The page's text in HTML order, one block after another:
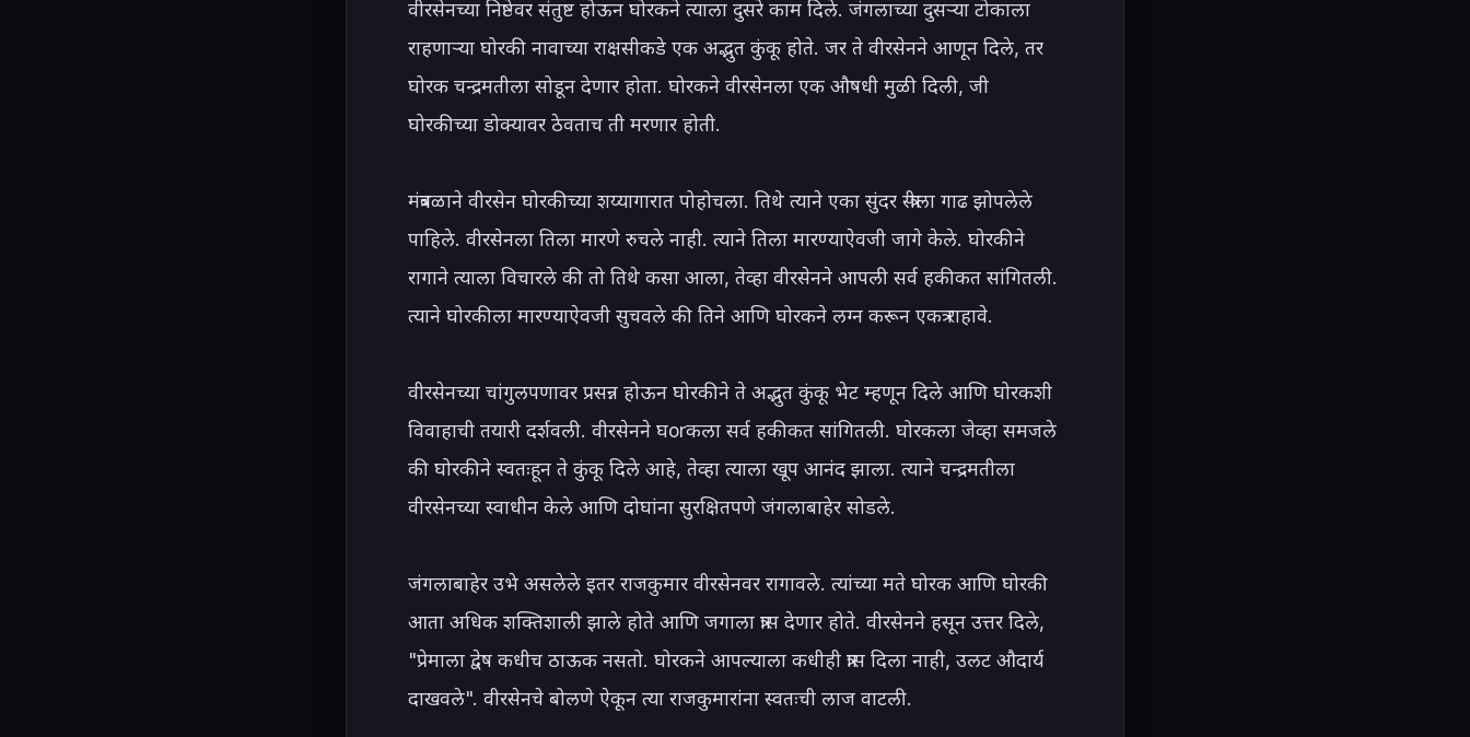
वीरसेनच्या निष्ठेवर संतुष्ट होऊन घोरकने त्याला दुसरे काम दिले. जंगलाच्या दुसऱ्या टोकाला
राहणाऱ्या घोरकी नावाच्या राक्षसीकडे एक अद्भुत कुंकू होते. जर ते वीरसेनने आणून दिले, तर
घोरक चन्द्रमतीला सोडून देणार होता. घोरकने वीरसेनला एक औषधी मुळी दिली, जी
घोरकीच्या डोक्यावर ठेवताच ती मरणार होती.
मंत्रबळाने वीरसेन घोरकीच्या शय्यागारात पोहोचला. तिथे त्याने एका सुंदर स्त्रीला गाढ झोपलेले
पाहिले. वीरसेनला तिला मारणे रुचले नाही. त्याने तिला मारण्याऐवजी जागे केले. घोरकीने
रागाने त्याला विचारले की तो तिथे कसा आला, तेव्हा वीरसेनने आपली सर्व हकीकत सांगितली.
त्याने घोरकीला मारण्याऐवजी सुचवले की तिने आणि घोरकने लग्न करून एकत्र राहावे.
वीरसेनच्या चांगुलपणावर प्रसन्न होऊन घोरकीने ते अद्भुत कुंकू भेट म्हणून दिले आणि घोरकशी
विवाहाची तयारी दर्शवली. वीरसेनने घorकला सर्व हकीकत सांगितली. घोरकला जेव्हा समजले
की घोरकीने स्वतःहून ते कुंकू दिले आहे, तेव्हा त्याला खूप आनंद झाला. त्याने चन्द्रमतीला
वीरसेनच्या स्वाधीन केले आणि दोघांना सुरक्षितपणे जंगलाबाहेर सोडले.
जंगलाबाहेर उभे असलेले इतर राजकुमार वीरसेनवर रागावले. त्यांच्या मते घोरक आणि घोरकी
आता अधिक शक्तिशाली झाले होते आणि जगाला त्रास देणार होते. वीरसेनने हसून उत्तर दिले,
"प्रेमाला द्वेष कधीच ठाऊक नसतो. घोरकने आपल्याला कधीही त्रास दिला नाही, उलट औदार्य
दाखवले". वीरसेनचे बोलणे ऐकून त्या राजकुमारांना स्वतःची लाज वाटली.